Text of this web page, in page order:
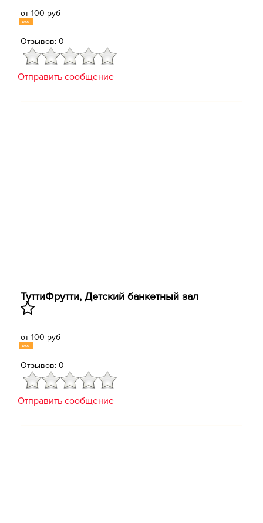
от 100 руб
час
Отзывов: 0
Отправить сообщение
ТуттиФрутти, ​Детский банкетный зал
от 100 руб
час
Отзывов: 0
Отправить сообщение